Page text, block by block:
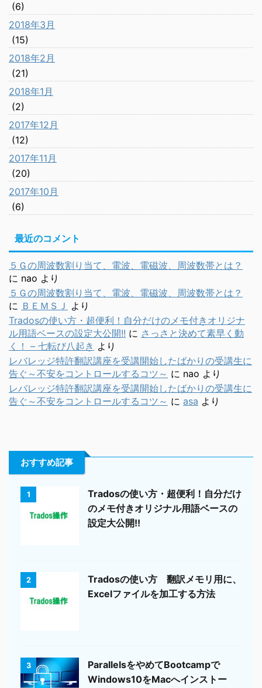
(6)
2018年3月
(15)
2018年2月
(21)
2018年1月
(2)
2017年12月
(12)
2017年11月
(20)
2017年10月
(6)
最近のコメント
５Ｇの周波数割り当て、電波、電磁波、周波数帯とは？
に nao より
５Ｇの周波数割り当て、電波、電磁波、周波数帯とは？
に ＢＥＭＳＪ より
Tradosの使い方・超便利！自分だけのメモ付きオリジナ
ル用語ベースの設定大公開!! に さっさと決めて素早く動
く！ – 七転び八起き より
レバレッジ特許翻訳講座を受講開始したばかりの受講生に
告ぐ～不安をコントロールするコツ～ に nao より
レバレッジ特許翻訳講座を受講開始したばかりの受講生に
告ぐ～不安をコントロールするコツ～ に asa より
おすすめ記事
1
Tradosの使い方・超便利！自分だけ
のメモ付きオリジナル用語ベースの
設定大公開!!
2
Tradosの使い方 翻訳メモリ用に、
Excelファイルを加工する方法
3
ParallelsをやめてBootcampで
Windows10をMacへインストー